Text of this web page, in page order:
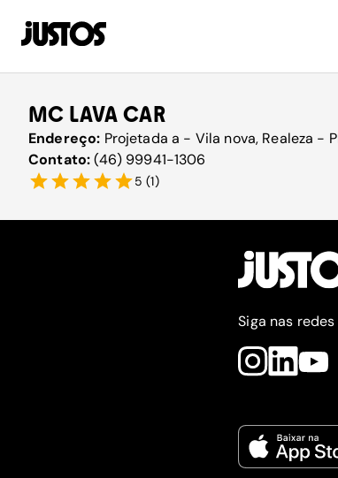
MC LAVA CAR
Endereço: Projetada a - Vila nova, Realeza -
Contato:(46) 99941-1306
5 (1)
Siga nas